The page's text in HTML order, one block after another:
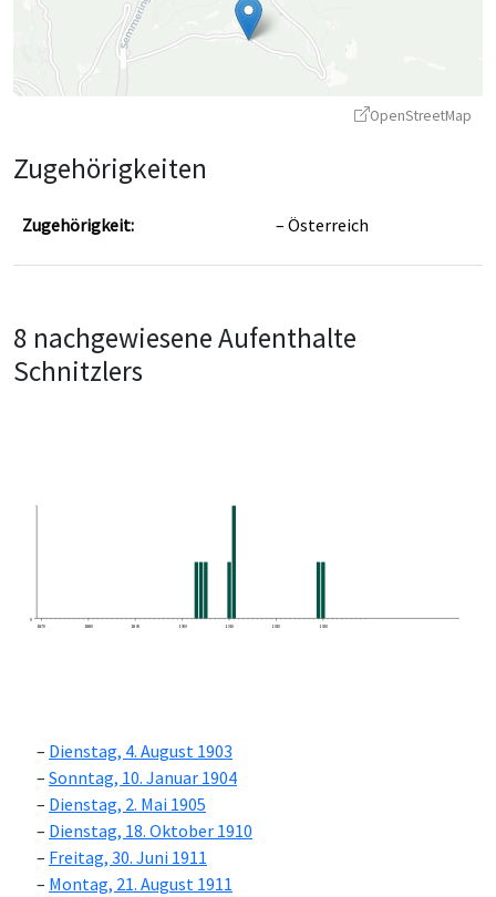
OpenStreetMap
Zugehörigkeiten
Zugehörigkeit: Österreich
8 nachgewiesene Aufenthalte
Schnitzlers
0
1870
1880 1890 1900 1910 1920 1930
Dienstag, 4. August 1903
Sonntag, 10. Januar 1904
Dienstag, 2. Mai 1905
Dienstag, 18. Oktober 1910
Freitag, 30. Juni 1911
Montag, 21. August 1911